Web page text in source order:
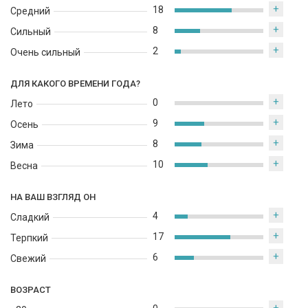
Средний
Сильный
Очень сильный
18 +
8 +
2 +
ДЛЯ КАКОГО ВРЕМЕНИ ГОДА?
Лето
Осень
Зима
Весна
0 +
9 +
8 +
10 +
НА ВАШ ВЗГЛЯД ОН
Сладкий
Терпкий
Свежий
4 +
17 +
6 +
ВОЗРАСТ